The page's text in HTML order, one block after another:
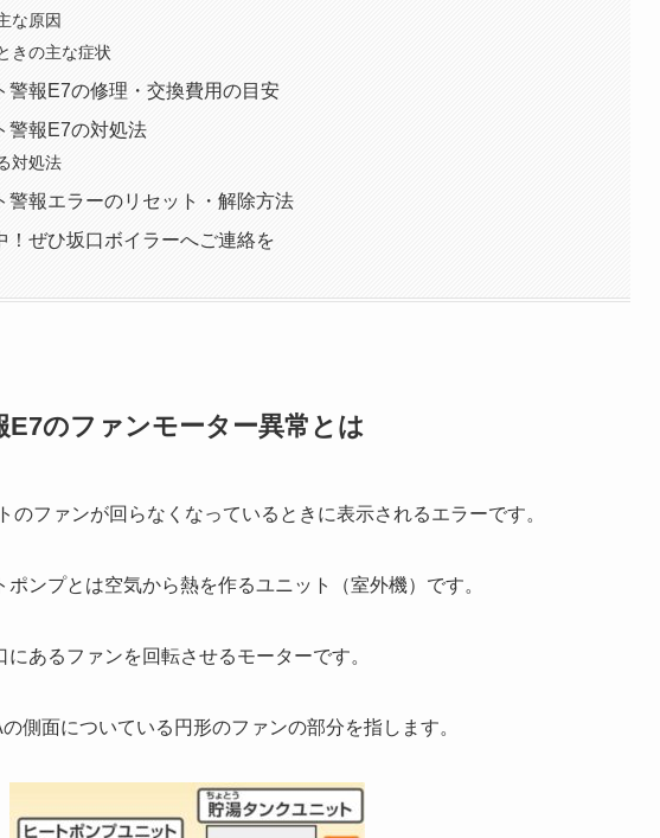
な原因
きの主な症状
警報E7の修理・交換費用の目安
警報E7の対処法
対処法
警報エラーのリセット・解除方法
！ぜひ坂口ボイラーへご連絡を
のファンモーター異常とは
のファンが回らなくなっているときに表示されるエラーです。
ンプとは空気から熱を作るユニット（室外機）です。
あるファンを回転させるモーターです。
側面についている円形のファンの部分を指します。